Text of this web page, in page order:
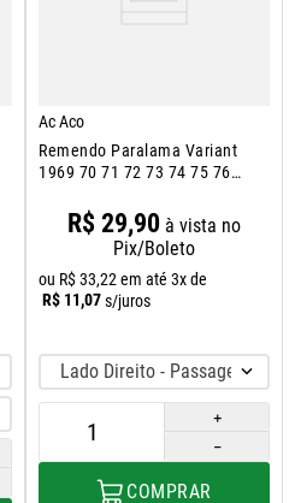
Ac Aco
Remendo Paralama Variant
1969 70 71 72 73 74 75 76
R$ 29,90 à vista no
Pix/Boleto
ou R$33,22 em até 3x de
R$ 11,07s/juros
Lado Direito - Passageiro
＋
－
COMPRAR